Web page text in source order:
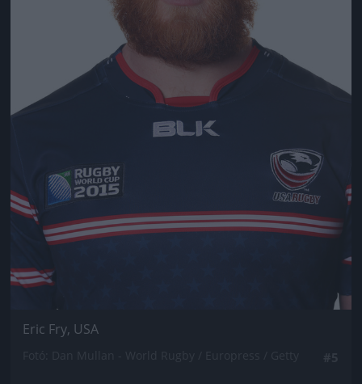
Eric Fry, USA